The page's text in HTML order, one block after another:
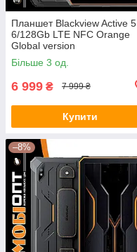
Планшет Blackview Active 5
6/128Gb LTE NFC Orange
Global version
Більше 3 од.
6 999 ₴ 7 999 ₴
Купити
–8%